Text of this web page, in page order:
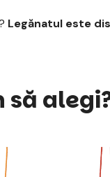
Legănatul este
să